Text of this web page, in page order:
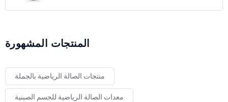
المنتجات المشهورة
منتجات الصالة الرياضية بالجملة
معدات الصالة الرياضية للجسم الصينية